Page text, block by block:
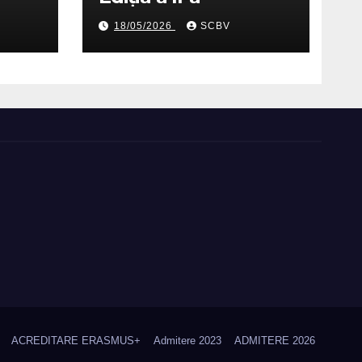
18/05/2026 SCBV
ACREDITARE ERASMUS+ Admitere 2023 ADMITERE 2026